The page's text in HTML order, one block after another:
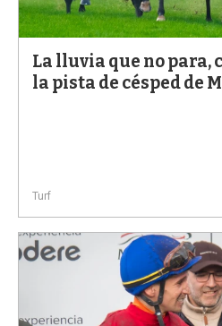
La lluvia que no para,
la pista de césped de
Turf